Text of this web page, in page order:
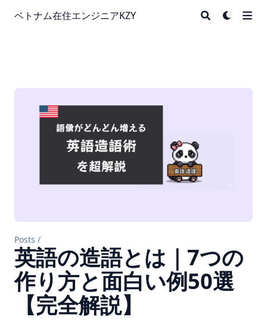
ベトナム在住エンジニアKZY
Posts /
英語の造語とは｜7つの
作り方と面白い例50選
【完全解説】